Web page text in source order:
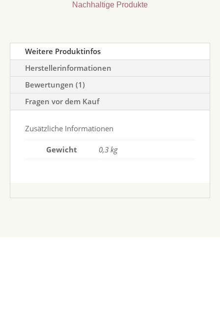
Nachhaltige Produkte
Weitere Produktinfos
Herstellerinformationen
Bewertungen (1)
Fragen vor dem Kauf
Zusätzliche Informationen
Gewicht 0,3 kg